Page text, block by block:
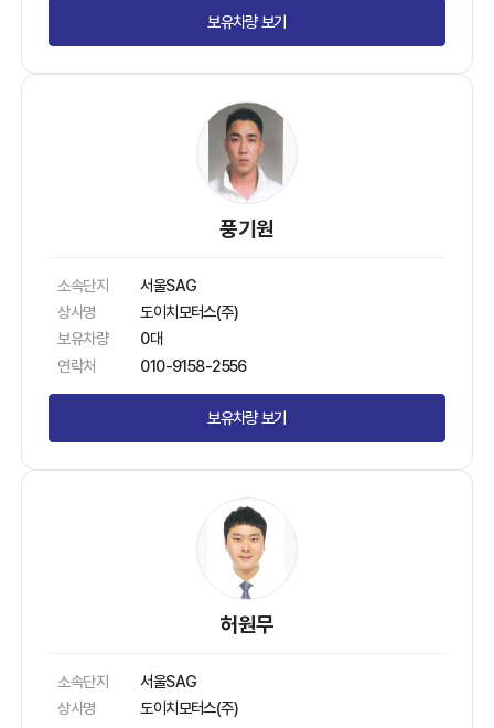
보유차량 보기
풍기원
소속단지
서울SAG
상사명
도이치모터스(주)
보유차량
0대
연락처
010-9158-2556
보유차량 보기
허원무
소속단지
서울SAG
상사명
도이치모터스(주)